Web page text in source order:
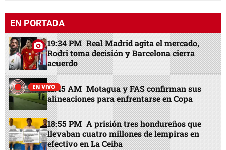
EN PORTADA
19:34 PM Real Madrid agita el mercado,
Rodri toma decisión y Barcelona cierra
acuerdo
11:45 AM Motagua y FAS confirman sus
alineaciones para enfrentarse en Copa
18:55 PM A prisión tres hondureños que
llevaban cuatro millones de lempiras en
efectivo en La Ceiba